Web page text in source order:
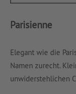
Parisienne
Elegant wie die
Namen zurecht.
unwiderstehlichen